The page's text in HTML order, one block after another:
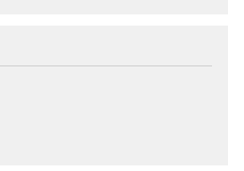
i ny flik, extern webbplats,
flik, extern webbplats,
i ny flik, extern webbplats,
din e-postklient,